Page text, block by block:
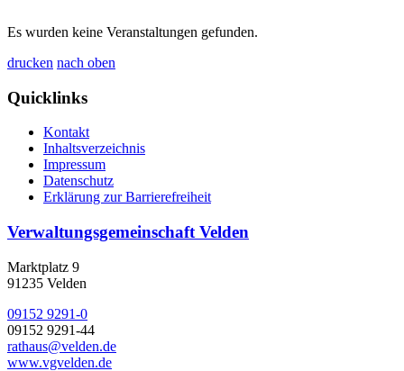
Es wurden keine Veranstaltungen gefunden.
drucken nach oben
Quicklinks
Kontakt
Inhaltsverzeichnis
Impressum
Datenschutz
Erklärung zur Barrierefreiheit
Verwaltungsgemeinschaft Velden
Marktplatz 9
91235 Velden
09152 9291-0
09152 9291-44
rathaus@velden.de
www.vgvelden.de